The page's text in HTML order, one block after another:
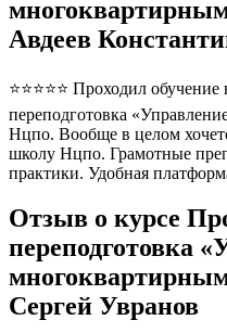
Авдеев
⭐⭐⭐⭐⭐ Проходил
переподготовка
Нцпо. Вообще в целом
школу Нцпо. Грамотные
практики. Удобная
Отзыв о курсе
переподготовка
Сергей Увранов